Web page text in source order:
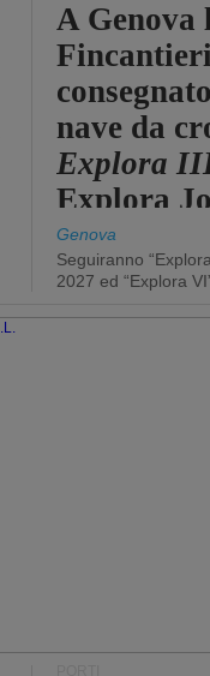
A Genova
nave da
Explora
Explora
Genova
Seguiranno
2027 ed “Explora